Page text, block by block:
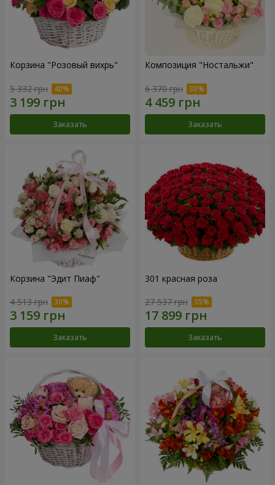
Корзина "Розовый вихрь"
5 332 грн
Заказать
Композиция "Ностальжи"
6 370 грн
Заказать
Корзина "Эдит Пиаф"
4 513 грн
Заказать
301 красная роза
27 537 грн
Заказать